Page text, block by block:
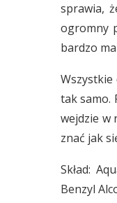
sprawia,
ogromny
bardzo
tak samo.
wejdzie w
znać jak
Skład:
Benzyl